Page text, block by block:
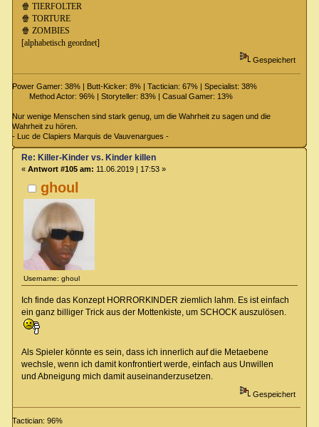
🍿 TIERFOLTER
🍿 TORTURE
🍿 ZOMBIES
[alphabetisch geordnet]
Gespeichert
Power Gamer: 38% | Butt-Kicker: 8% | Tactician: 67% | Specialist: 38%
Method Actor: 96% | Storyteller: 83% | Casual Gamer: 13%
Nur wenige Menschen sind stark genug, um die Wahrheit zu sagen und die
Wahrheit zu hören.
- Luc de Clapiers Marquis de Vauvenargues -
ghoul
Username: ghoul
Re: Killer-Kinder vs. Kinder killen
« Antwort #105 am: 11.06.2019 | 17:53 »
Ich finde das Konzept HORRORKINDER ziemlich lahm. Es ist einfach
ein ganz billiger Trick aus der Mottenkiste, um SCHOCK auszulösen.
Als Spieler könnte es sein, dass ich innerlich auf die Metaebene
wechsle, wenn ich damit konfrontiert werde, einfach aus Unwillen
und Abneigung mich damit auseinanderzusetzen.
Gespeichert
Tactician: 96%